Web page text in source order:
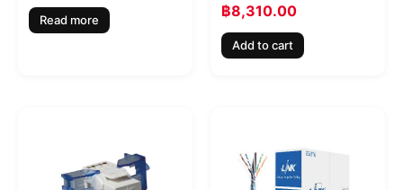
Read more
฿8,310.00
Add to cart